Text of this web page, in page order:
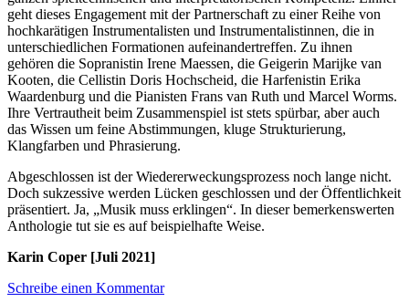
geht dieses Engagement mit der Partnerschaft zu einer Reihe von
hochkarätigen Instrumentalisten und Instrumentalistinnen, die in
unterschiedlichen Formationen aufeinandertreffen. Zu ihnen
gehören die Sopranistin Irene Maessen, die Geigerin Marijke van
Kooten, die Cellistin Doris Hochscheid, die Harfenistin Erika
Waardenburg und die Pianisten Frans van Ruth und Marcel Worms.
Ihre Vertrautheit beim Zusammenspiel ist stets spürbar, aber auch
das Wissen um feine Abstimmungen, kluge Strukturierung,
Klangfarben und Phrasierung.
Abgeschlossen ist der Wiedererweckungsprozess noch lange nicht.
Doch sukzessive werden Lücken geschlossen und der Öffentlichkeit
präsentiert. Ja, „Musik muss erklingen“. In dieser bemerkenswerten
Anthologie tut sie es auf beispielhafte Weise.
Karin Coper [Juli 2021]
Schreibe einen Kommentar